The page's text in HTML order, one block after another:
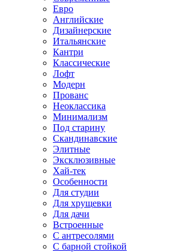
Евро
Английские
Дизайнерские
Итальянские
Кантри
Классические
Лофт
Модерн
Прованс
Неоклассика
Минимализм
Под старину
Скандинавские
Элитные
Эксклюзивные
Хай-тек
Особенности
Для студии
Для хрущевки
Для дачи
Встроенные
С антресолями
С барной стойкой